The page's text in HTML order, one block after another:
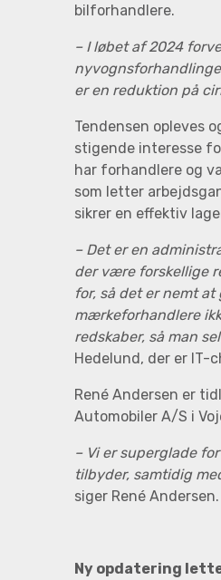
bilforhandlere.
– I løbet af 2024
er en reduktion på
Tendensen opleves
stigende interesse
har forhandlere og
som letter
sikrer en effektiv
– Det er en
der være forskellige
for, så det er nemt
mærkeforhandlere
redskaber, så man
Hedelund, der er IT-
René Andersen er
Automobiler A/S i
– Vi er superglade
tilbyder, samtidig
siger René Andersen.
Ny opdatering